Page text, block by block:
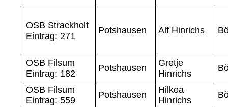
OSB Strackholt
Eintrag: 271
Potshausen Alf Hinrichs
OSB Filsum
Eintrag: 182
Potshausen
Gretje
Hinrichs
OSB Filsum
Eintrag: 559
Potshausen
Hilkea
Hinrichs